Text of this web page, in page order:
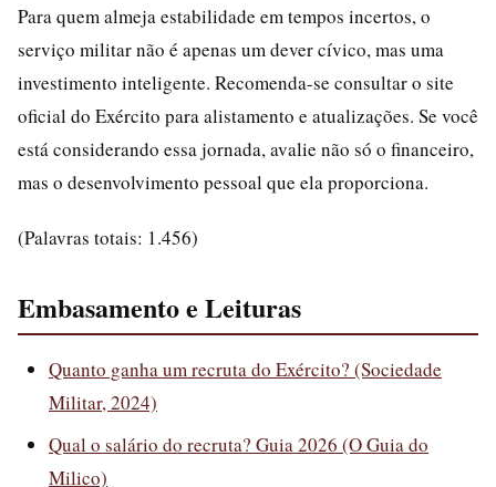
Para quem almeja estabilidade em tempos incertos, o
serviço militar não é apenas um dever cívico, mas uma
investimento inteligente. Recomenda-se consultar o site
oficial do Exército para alistamento e atualizações. Se você
está considerando essa jornada, avalie não só o financeiro,
mas o desenvolvimento pessoal que ela proporciona.
(Palavras totais: 1.456)
Embasamento e Leituras
Quanto ganha um recruta do Exército? (Sociedade
Militar, 2024)
Qual o salário do recruta? Guia 2026 (O Guia do
Milico)